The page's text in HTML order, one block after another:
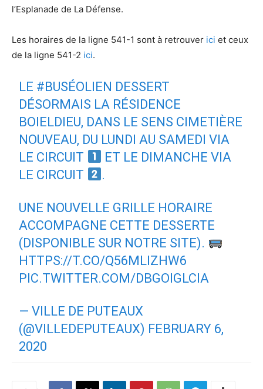
l’Esplanade de La Défense.
Les horaires de la ligne 541-1 sont à retrouver ici et ceux
de la ligne 541-2 ici.
LE #BUSÉOLIEN DESSERT
DÉSORMAIS LA RÉSIDENCE
BOIELDIEU, DANS LE SENS CIMETIÈRE
NOUVEAU, DU LUNDI AU SAMEDI VIA
LE CIRCUIT
ET LE DIMANCHE VIA
LE CIRCUIT
.
UNE NOUVELLE GRILLE HORAIRE
ACCOMPAGNE CETTE DESSERTE
(DISPONIBLE SUR NOTRE SITE).
HTTPS://T.CO/Q56MLIZHW6
PIC.TWITTER.COM/DBGOIGLCIA
— VILLE DE PUTEAUX
(@VILLEDEPUTEAUX) FEBRUARY 6,
2020